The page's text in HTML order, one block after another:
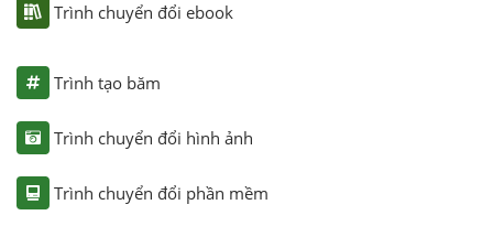
Trình chuyển đổi ebook
Trình tạo băm
Trình chuyển đổi hình ảnh
Trình chuyển đổi phần mềm